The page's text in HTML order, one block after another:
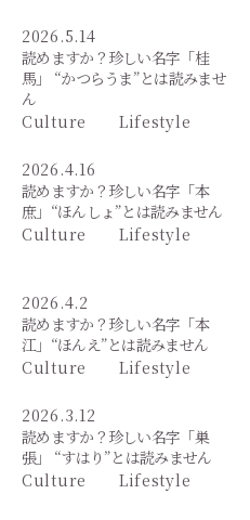
2026.5.14
読めますか？珍しい名字「桂
馬」 “かつらうま”とは読みませ
ん
Culture
Lifestyle
2026.4.16
読めますか？珍しい名字「本
庶」“ほんしょ”とは読みません
Culture
Lifestyle
2026.4.2
読めますか？珍しい名字「本
江」“ほんえ”とは読みません
Culture
Lifestyle
2026.3.12
読めますか？珍しい名字「巣
張」 “すはり”とは読みません
Culture
Lifestyle